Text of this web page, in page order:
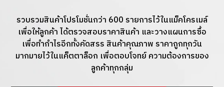
รวบรวมสินค้าโปรโมชั่นกว่า 600 รายการไว้ในแม็คโครเมล์
เพื่อให้ลูกค้า ได้ตรวจสอบราคาสินค้า และวางแผนการซื้อ
เพื่อทำกำไรอีกทั้งคัดสรร สินค้าคุณภาพ ราคาถูกทุกวัน
มากมายไว้ในแค็ตตาล็อก เพื่อตอบโจทย์ ความต้องการของ
ลูกค้าทุกกลุ่ม
ดูแม็คโครเมล์